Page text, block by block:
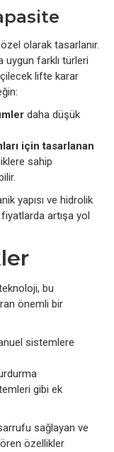
olarak tasarlanır.
farklı türleri
lifte karar
daha düşük
için tasarlanan
sahip
yapısı ve hidrolik
artışa yol
bu
önemli bir
sistemlere
gibi ek
sağlayan ve
özellikler